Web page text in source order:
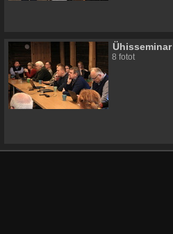
Ühisseminar
8 fotot